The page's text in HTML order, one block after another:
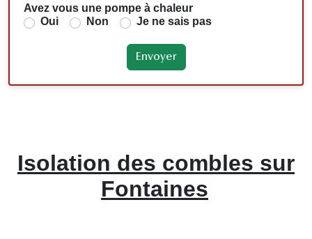
Avez vous une pompe à chaleur
Oui
Non Je ne sais pas
Isolation des combles sur
Fontaines